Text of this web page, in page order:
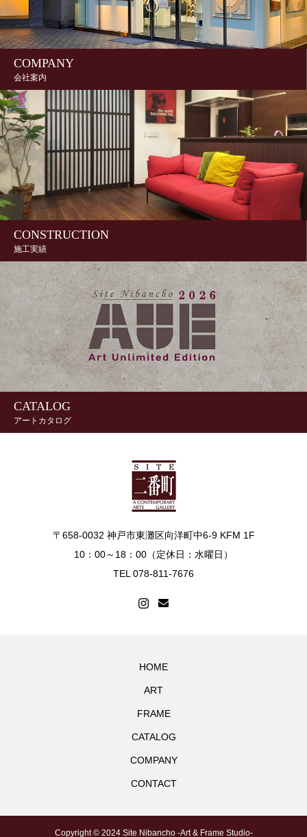
COMPANY
会社案内
CONSTRUCTION
施工実績
CATALOG
アートカタログ
〒658-0032 神戸市東灘区向洋町中6-9 KFM 1F
10：00～18：00（定休日：水曜日）
TEL 078-811-7676
HOME
ART
FRAME
CATALOG
COMPANY
CONTACT
Copyright © 2024 Site Nibancho -Art & Frame Studio-